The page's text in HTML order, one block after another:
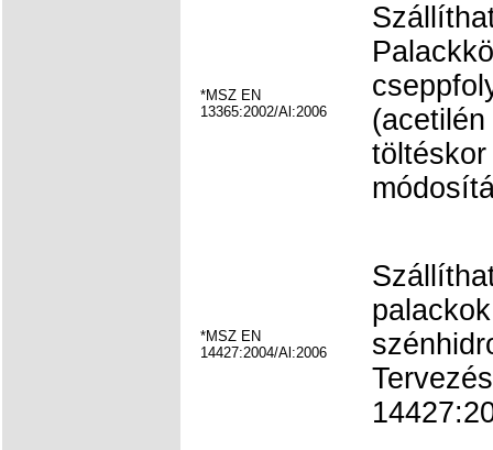
*MSZ EN
13365:2002/Al:2006
*MSZ EN
14427:2004/Al:2006